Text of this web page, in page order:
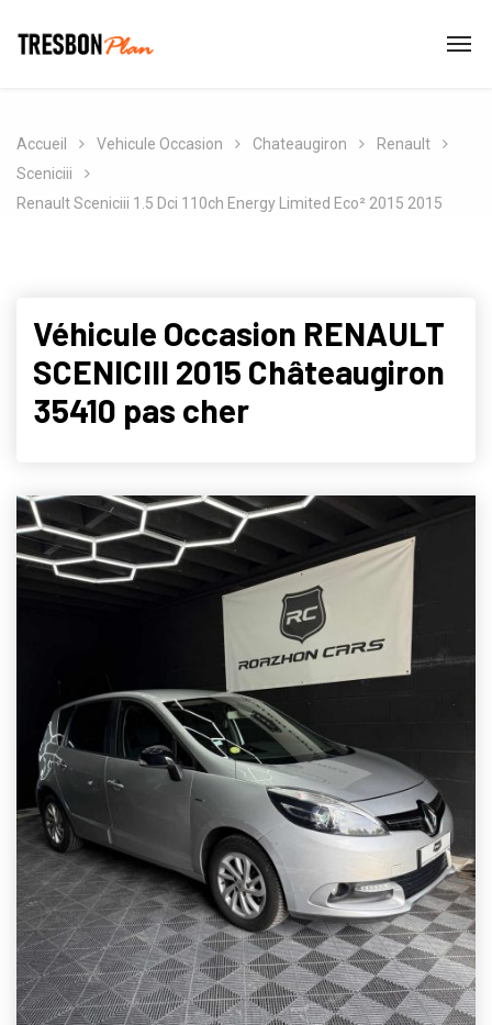
Accueil Vehicule Occasion Chateaugiron
Renault
Sceniciii
Renault Sceniciii 1.5 Dci 110ch Energy Limited Eco² 2015 2015
Véhicule Occasion RENAULT
SCENICIII 2015 Châteaugiron
35410 pas cher